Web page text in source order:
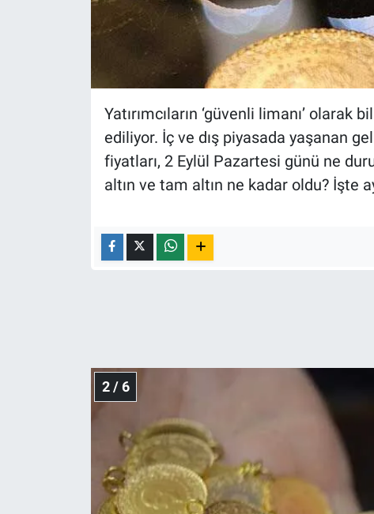
Yatırımcıların ‘güvenli limanı’
ediliyor. İç ve dış piyasada yaşanan
fiyatları, 2 Eylül Pazartesi günü ne
altın ve tam altın ne kadar oldu? İşte
2 / 6
Koronavirüs
Türkiye'nin Geleceği
Türkiye'nin Gündemi
Yerel Gündem
Yerel Yaşam